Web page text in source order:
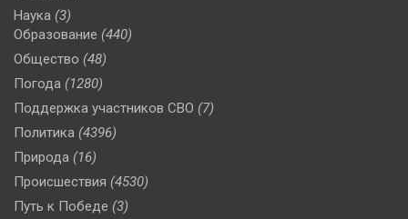
Наука (3)
Образование (440)
Общество (48)
Погода (1280)
Поддержка участников СВО (7)
Политика (4396)
Природа (16)
Происшествия (4530)
Путь к Победе (3)